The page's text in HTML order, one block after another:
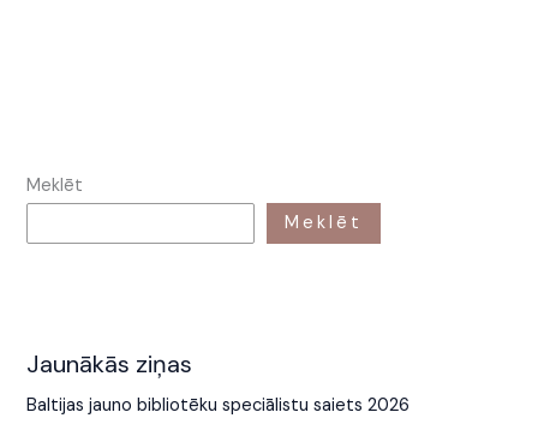
Meklēt
Meklēt
Jaunākās ziņas
Baltijas jauno bibliotēku speciālistu saiets 2026